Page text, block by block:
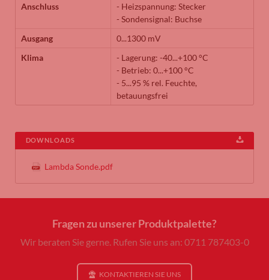
Anschluss
- Heizspannung: Stecker
- Sondensignal: Buchse
Ausgang
0...1300 mV
Klima
- Lagerung: -40...+100 °C
- Betrieb: 0...+100 °C
- 5...95 % rel. Feuchte,
betauungsfrei
DOWNLOADS
Lambda Sonde.pdf
Fragen zu unserer Produktpalette?
Wir beraten Sie gerne. Rufen Sie uns an: 0711 787403-0
KONTAKTIEREN SIE UNS